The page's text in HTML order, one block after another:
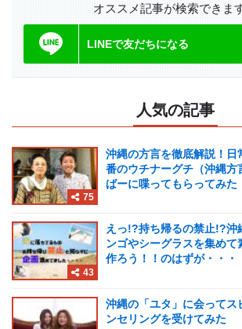
オススメ記事が検索できます
LINEで友だちになる
人気の記事
75
沖縄の方言を徹底解説！日
番のウチナーグチ（沖縄方
ばーに喋ってもらってみた
43
えっ!?持ち帰るの禁止!?沖
ンゴやシーグラスを集めて
作ろう！！のはずが・・・
沖縄の「ユタ」に会ってス
ンセリングを受けてみた